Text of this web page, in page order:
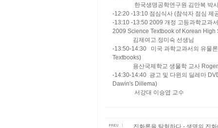
한국생명공학연구원 김만복 박
-12:20 -13:10 점심식사 (참석자 점심 제
-13:10 -13:50 2009 개정 고등과학교과
2009 Science Textbook of Korean High
김제여고 정미숙 선생님
-13:50-14:30 미국 과학교과서의 유물
Textbooks)
용산국제학교 생물학 교사 Roger
-14:30-14:40 광고 및 다윈의 딜레마
Dawin's Dillema)
서강대 이승엽 교수
진화론을 탐험하다 - 생명의 진